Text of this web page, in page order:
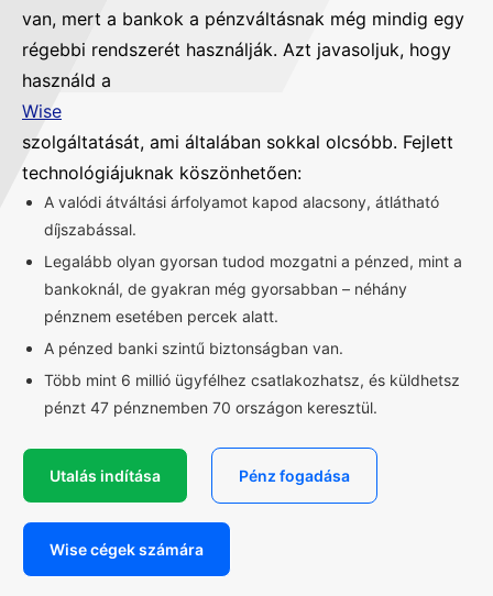
van, mert a bankok a pénzváltásnak még mindig egy
régebbi rendszerét használják. Azt javasoljuk, hogy
használd a
Wise
szolgáltatását, ami általában sokkal olcsóbb. Fejlett
technológiájuknak köszönhetően:
A valódi átváltási árfolyamot kapod alacsony, átlátható
díjszabással.
Legalább olyan gyorsan tudod mozgatni a pénzed, mint a
bankoknál, de gyakran még gyorsabban – néhány
pénznem esetében percek alatt.
A pénzed banki szintű biztonságban van.
Több mint 6 millió ügyfélhez csatlakozhatsz, és küldhetsz
pénzt 47 pénznemben 70 országon keresztül.
Utalás indítása Pénz fogadása
Wise cégek számára